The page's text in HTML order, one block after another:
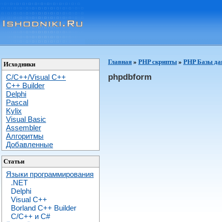
Исходники
C/C++/Visual C++
С++ Builder
Delphi
Pascal
Kylix
Visual Basic
Assembler
Алгоритмы
Добавленные
Статьи
Языки программирования
.NET
Delphi
Visual C++
Borland C++ Builder
C/С++ и C#
Главная » PHP скрипты » PHP Базы
phpdbform